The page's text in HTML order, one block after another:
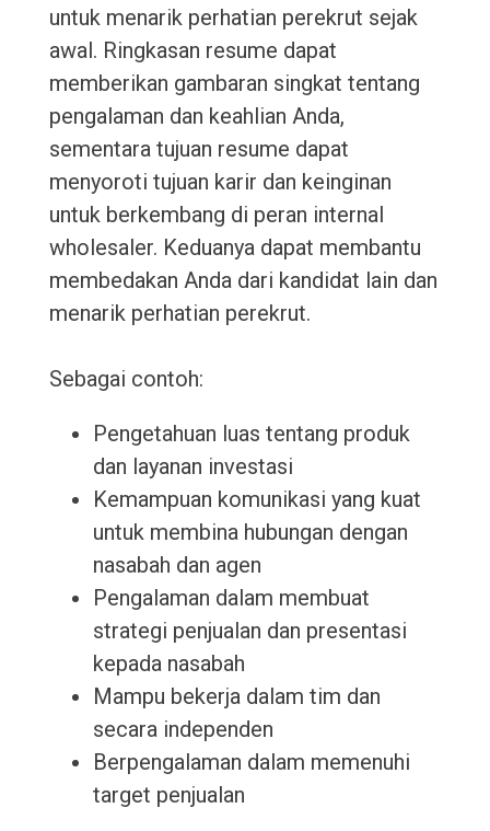
untuk menarik perhatian perekrut sejak
awal. Ringkasan resume dapat
memberikan gambaran singkat tentang
pengalaman dan keahlian Anda,
sementara tujuan resume dapat
menyoroti tujuan karir dan keinginan
untuk berkembang di peran internal
wholesaler. Keduanya dapat membantu
membedakan Anda dari kandidat lain dan
menarik perhatian perekrut.
Sebagai contoh:
Pengetahuan luas tentang produk
dan layanan investasi
Kemampuan komunikasi yang kuat
untuk membina hubungan dengan
nasabah dan agen
Pengalaman dalam membuat
strategi penjualan dan presentasi
kepada nasabah
Mampu bekerja dalam tim dan
secara independen
Berpengalaman dalam memenuhi
target penjualan